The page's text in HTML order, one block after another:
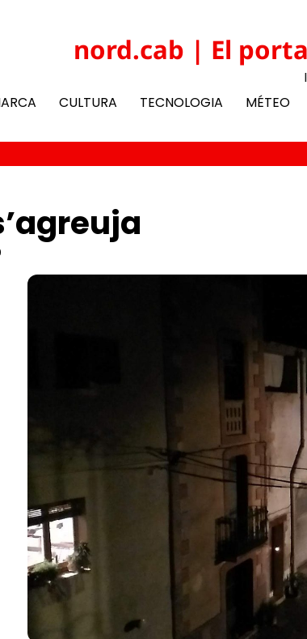
nord.cab | El
CULTURA TECNOLOGIA MÉTEO